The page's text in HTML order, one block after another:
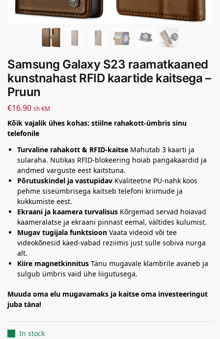
Samsung Galaxy S23 raamatkaaned
kunstnahast RFID kaartide kaitsega –
Pruun
€16.90 sh KM
Kõik vajalik ühes kohas: stiilne rahakott-ümbris sinu
telefonile
Turvaline rahakott & RFID-kaitse Mahutab 3 kaarti ja
sularaha. Nutikas RFID-blokeering hoiab pangakaardid ja
andmed varguste eest kaitstuna.
Põrutuskindel ja vastupidav Kvaliteetne PU-nahk koos
pehme siseümbrisega kaitseb telefoni kriimude ja
kukkumiste eest.
Ekraani ja kaamera turvalisus Kõrgemad servad hoiavad
kaameralatse ja ekraani pinnast eemal, vältides kulumist.
Mugav tugijala funktsioon Vaata videoid või tee
videokõnesid käed-vabad reziimis just sulle sobiva nurga
alt.
Kiire magnetkinnitus Tänu mugavale klambrile avaneb ja
sulgub ümbris vaid ühe liigutusega.
Muuda oma elu mugavamaks ja kaitse oma investeeringut
juba täna!
In stock